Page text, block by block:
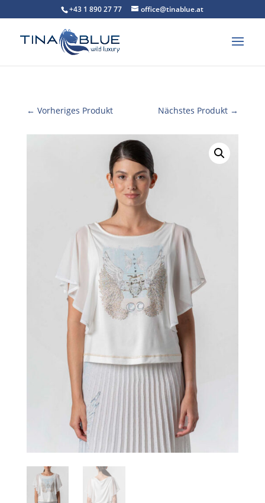
+43 1 890 27 77 office@tinablue.at
← Vorheriges Produkt Nächstes Produkt →